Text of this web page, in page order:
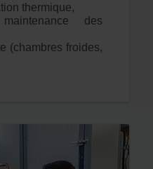
thermique,
des
(chambres froides,